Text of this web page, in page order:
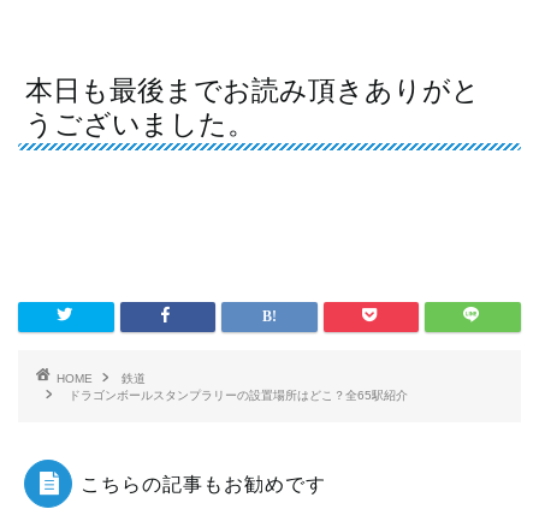
本日も最後までお読み頂きありがと
うございました。
HOME
鉄道
ドラゴンボールスタンプラリーの設置場所はどこ？全65駅紹介
こちらの記事もお勧めです